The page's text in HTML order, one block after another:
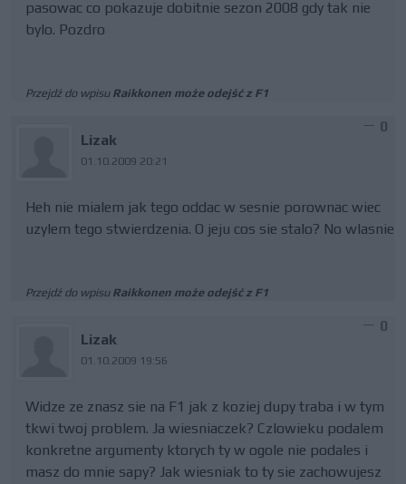
pasowac co pokazuje dobitnie sezon 2008 gdy tak nie
bylo. Pozdro
Przejdź do wpisu Raikkonen może odejść z F1
Lizak
01.10.2009 20:21
0
Heh nie mialem jak tego oddac w sesnie porownac wiec
uzylem tego stwierdzenia. O jeju cos sie stalo? No wlasnie
Przejdź do wpisu Raikkonen może odejść z F1
Lizak
01.10.2009 19:56
0
Widze ze znasz sie na F1 jak z koziej dupy traba i w tym
tkwi twoj problem. Ja wiesniaczek? Czlowieku podalem
konkretne argumenty ktorych ty w ogole nie podales i
masz do mnie sapy? Jak wiesniak to ty sie zachowujesz